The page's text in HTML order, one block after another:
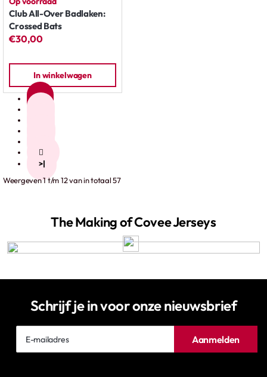
Club All-Over Badlaken:
Crossed Bats
€30,00
In winkelwagen
>|
Weergeven 1 t/m 12 van in totaal 57
The Making of Covee Jerseys
Schrijf je in voor onze nieuwsbrief
mailadres
Aanmelden